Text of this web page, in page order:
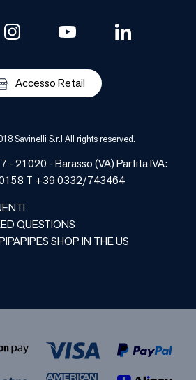
Accesso Retail
Savinelli S.r.l All rights reserved.
- 21020 -Barasso(VA) Partita IVA:
T +39 0332/743464
QUESTIONS
PIPES SHOP IN THE US